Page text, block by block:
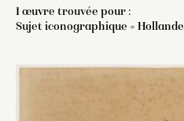
1 œuvre trouvée pour :
Sujet iconographique = Hollande